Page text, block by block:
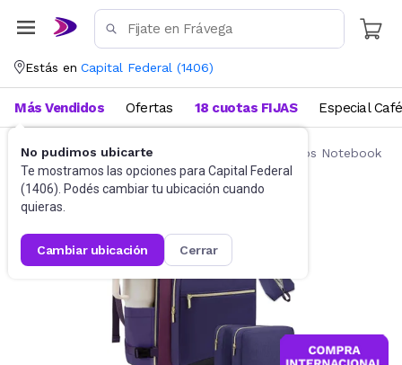
Estás en Capital Federal (1406)
No pudimos ubicarte
Te mostramos las opciones para Capital Federal
(1406). Podés cambiar tu ubicación cuando
quieras.
cambiar ubicación cerrar
Más Vendidos Ofertas 18 cuotas FIJAS Especial Café
Accesorios de Informática Mochilas y Bolsos Notebook